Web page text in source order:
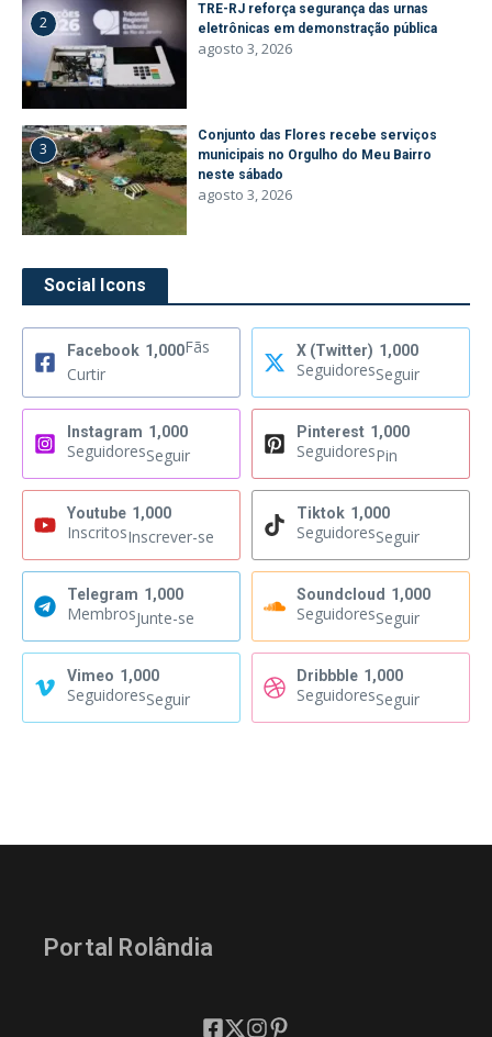
2
TRE-RJ reforça segurança das urnas
eletrônicas em demonstração pública
agosto 3, 2026
3
Conjunto das Flores recebe serviços
municipais no Orgulho do Meu Bairro
neste sábado
agosto 3, 2026
Social Icons
Facebook 1,000Fãs
Curtir
X (Twitter) 1,000
SeguidoresSeguir
Instagram 1,000
SeguidoresSeguir
Pinterest 1,000
SeguidoresPin
Youtube 1,000
InscritosInscrever-se
Tiktok 1,000
SeguidoresSeguir
Telegram 1,000
MembrosJunte-se
Soundcloud 1,000
SeguidoresSeguir
Vimeo 1,000
SeguidoresSeguir
Dribbble 1,000
SeguidoresSeguir
Portal Rolândia